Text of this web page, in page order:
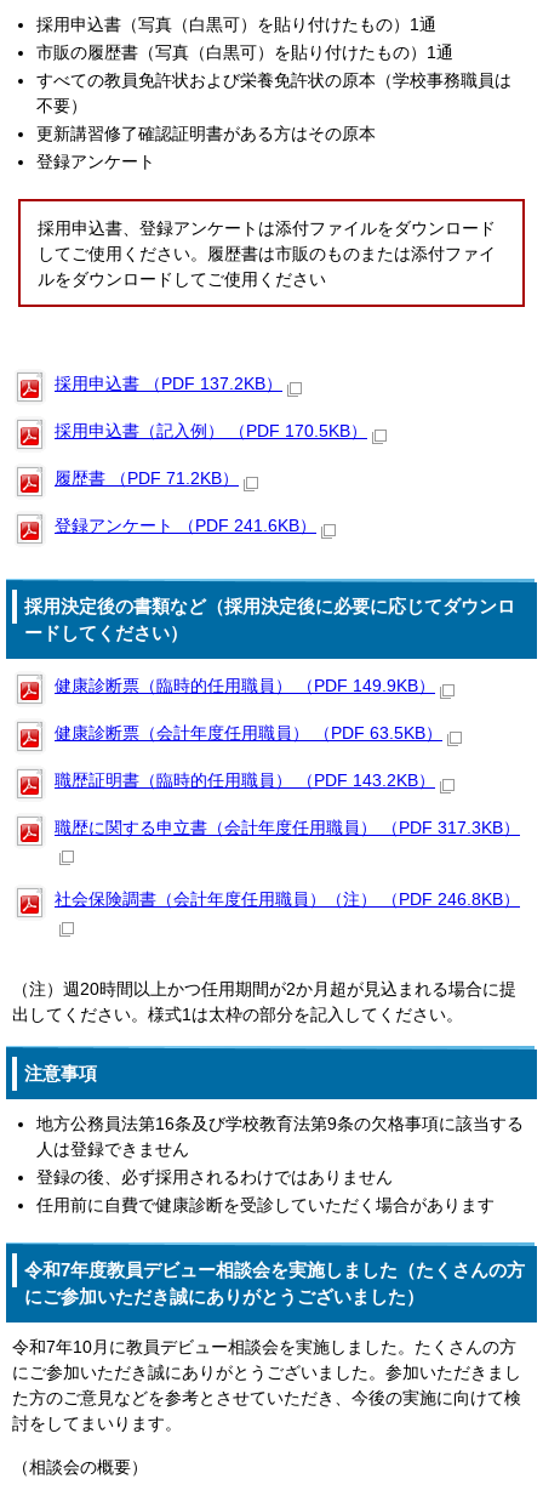
採用申込書（写真（白黒可）を貼り付けたもの）1通
市販の履歴書（写真（白黒可）を貼り付けたもの）1通
すべての教員免許状および栄養免許状の原本（学校事務職員は
不要）
更新講習修了確認証明書がある方はその原本
登録アンケート
採用申込書、登録アンケートは添付ファイルをダウンロード
してご使用ください。履歴書は市販のものまたは添付ファイ
ルをダウンロードしてご使用ください
採用申込書 （PDF 137.2KB）
採用申込書（記入例） （PDF 170.5KB）
履歴書 （PDF 71.2KB）
登録アンケート （PDF 241.6KB）
採用決定後の書類など（採用決定後に必要に応じてダウンロ
ードしてください）
健康診断票（臨時的任用職員） （PDF 149.9KB）
健康診断票（会計年度任用職員） （PDF 63.5KB）
職歴証明書（臨時的任用職員） （PDF 143.2KB）
職歴に関する申立書（会計年度任用職員） （PDF 317.3KB）
社会保険調書（会計年度任用職員）（注） （PDF 246.8KB）
（注）週20時間以上かつ任用期間が2か月超が見込まれる場合に提
出してください。様式1は太枠の部分を記入してください。
注意事項
地方公務員法第16条及び学校教育法第9条の欠格事項に該当する
人は登録できません
登録の後、必ず採用されるわけではありません
任用前に自費で健康診断を受診していただく場合があります
令和7年度教員デビュー相談会を実施しました（たくさんの方
にご参加いただき誠にありがとうございました）
令和7年10月に教員デビュー相談会を実施しました。たくさんの方
にご参加いただき誠にありがとうございました。参加いただきまし
た方のご意見などを参考とさせていただき、今後の実施に向けて検
討をしてまいります。
（相談会の概要）